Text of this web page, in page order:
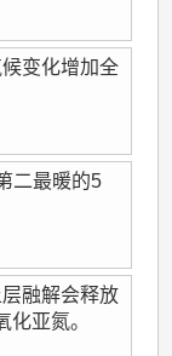
变化增加全
二最暖的5
融解会释放
亚氮。